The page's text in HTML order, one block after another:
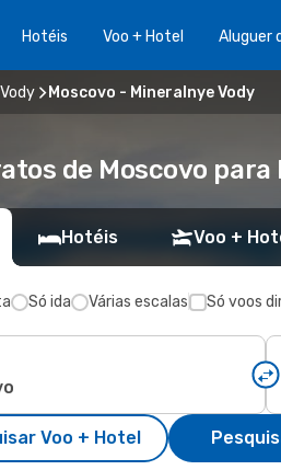
Hotéis Voo + Hotel Aluguer
Moscovo - Mineralnye Vody
de Moscovo para
Hotéis Voo +
Só ida Várias escalas Só voos
Voo + Hotel